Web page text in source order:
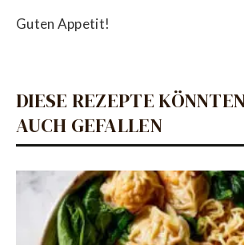
Guten Appetit!
DIESE REZEPTE
AUCH GEFALLEN